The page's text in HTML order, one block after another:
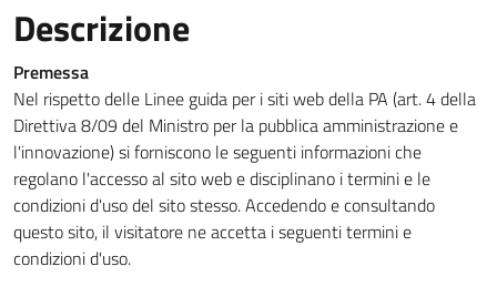
Descrizione
Premessa
Nel rispetto delle Linee guida per i siti web della PA (art. 4 della
Direttiva 8/09 del Ministro per la pubblica amministrazione e
l'innovazione) si forniscono le seguenti informazioni che
regolano l'accesso al sito web e disciplinano i termini e le
condizioni d'uso del sito stesso. Accedendo e consultando
questo sito, il visitatore ne accetta i seguenti termini e
condizioni d'uso.